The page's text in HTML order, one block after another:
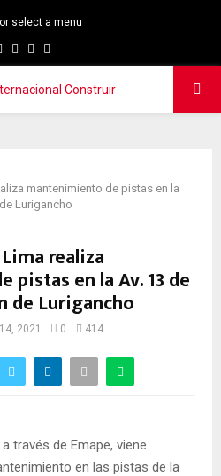
select a menu
Facebook
TwitterInstagram
mantenimiento de pistas en la
Lurigancho
realiza
en la Av. 13 de
de Lurigancho
2021 0 414
través de Emape, viene
en las pistas de la